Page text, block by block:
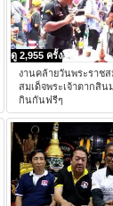
ดู 2,955 ครั้ง
งานคล้ายวันพระราช
สมเด็จพระเจ้าตากสิน
กินกันฟรีๆ